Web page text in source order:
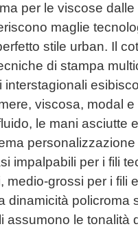
per le viscose
maglie
stile urban. Il
di stampa
interstagionali
viscosa, modal
le mani asciutte
impalpabili per i fili
medio-grossi per i fili
dinamicità policroma
assumono le tonalità